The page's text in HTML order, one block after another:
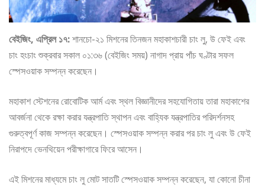
বেইজিং, এপ্রিল ১৭:শানচো-২১ মিশনের তিনজন মহাকাশচারী চাং লু, উ ফেই এবং
চাং হংচাং শুক্রবার সকাল ০১:৩৬ (বেইজিং সময়) নাগাদ প্রায় পাঁচ ঘণ্টার সফল
স্পেসওয়াক সম্পন্ন করেছেন।
মহাকাশ স্টেশনের রোবোটিক আর্ম এবং স্থল বিজ্ঞানীদের সহযোগিতায় তারা মহাকাশের
আবর্জনা থেকে রক্ষা করার যন্ত্রপাতি স্থাপন এবং বাহ্যিক যন্ত্রপাতির পরিদর্শনসহ
গুরুত্বপূর্ণ কাজ সম্পন্ন করেছেন। স্পেসওয়াক সম্পন্ন করার পর চাং লু এবং উ ফেই
নিরাপদে ভেনথিয়েন পরীক্ষাগারে ফিরে আসেন।
এই মিশনের মাধ্যমে চাং লু মোট সাতটি স্পেসওয়াক সম্পন্ন করেছেন, যা কোনো চীনা